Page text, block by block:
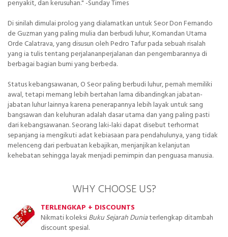
penyakit, dan kerusuhan." -Sunday Times
Di sinilah dimulai prolog yang dialamatkan untuk Seor Don Fernando
de Guzman yang paling mulia dan berbudi luhur, Komandan Utama
Orde Calatrava, yang disusun oleh Pedro Tafur pada sebuah risalah
yang ia tulis tentang perjalananperjalanan dan pengembarannya di
berbagai bagian bumi yang berbeda.
Status kebangsawanan, O Seor paling berbudi luhur, pernah memiliki
awal, tetapi memang lebih bertahan lama dibandingkan jabatan-
jabatan luhur lainnya karena penerapannya lebih layak untuk sang
bangsawan dan keluhuran adalah dasar utama dan yang paling pasti
dari kebangsawanan. Seorang laki-laki dapat disebut terhormat
sepanjang ia mengikuti adat kebiasaan para pendahulunya, yang tidak
melenceng dari perbuatan kebajikan, menjanjikan kelanjutan
kehebatan sehingga layak menjadi pemimpin dan penguasa manusia.
WHY CHOOSE US?
TERLENGKAP + DISCOUNTS
Nikmati koleksiBuku Sejarah Duniaterlengkap ditambah
discount spesial.